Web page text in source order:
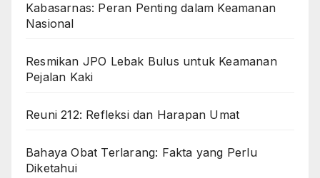
Kabasarnas: Peran Penting dalam Keamanan
Nasional
Resmikan JPO Lebak Bulus untuk Keamanan
Pejalan Kaki
Reuni 212: Refleksi dan Harapan Umat
Bahaya Obat Terlarang: Fakta yang Perlu
Diketahui